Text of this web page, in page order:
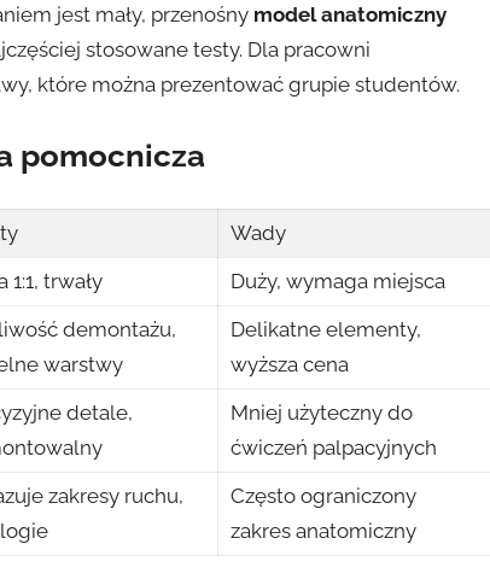
jest mały, przenośny model anatomiczny
stosowane testy. Dla pracowni
które można prezentować grupie studentów.
pomocnicza
Wady
1:1, trwały
Duży, wymaga miejsca
demontażu,
warstwy
Delikatne elementy,
wyższa cena
detale,
Mniej użyteczny do
ćwiczeń palpacyjnych
zakresy ruchu,
Często ograniczony
zakres anatomiczny